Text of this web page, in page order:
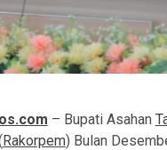
– Bupati Asahan
Rakorpem) Bulan